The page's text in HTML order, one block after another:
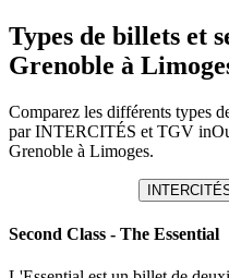
Types de billets et
Grenoble à
Comparez les différents types
par INTERCITÉS et TGV
Grenoble à Limoges.
Second Class - The Essential